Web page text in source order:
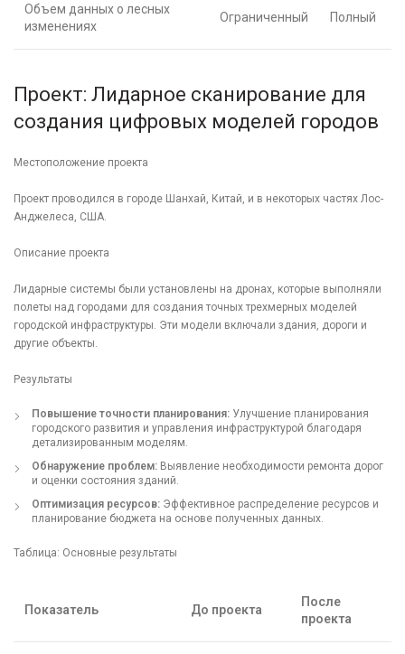
Объем данных о лесных
изменениях
Ограниченный Полный
Проект: Лидарное сканирование для
создания цифровых моделей городов
Местоположение проекта
Проект проводился в городе Шанхай, Китай, и в некоторых частях Лос-
Анджелеса, США.
Описание проекта
Лидарные системы были установлены на дронах, которые выполняли
полеты над городами для создания точных трехмерных моделей
городской инфраструктуры. Эти модели включали здания, дороги и
другие объекты.
Результаты
Повышение точности планирования: Улучшение планирования
городского развития и управления инфраструктурой благодаря
детализированным моделям.
Обнаружение проблем: Выявление необходимости ремонта дорог
и оценки состояния зданий.
Оптимизация ресурсов: Эффективное распределение ресурсов и
планирование бюджета на основе полученных данных.
Таблица: Основные результаты
Показатель До проекта
После
проекта